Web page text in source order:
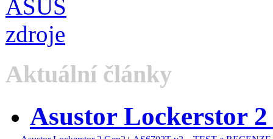
Aktuální články
Asustor Lockerstor